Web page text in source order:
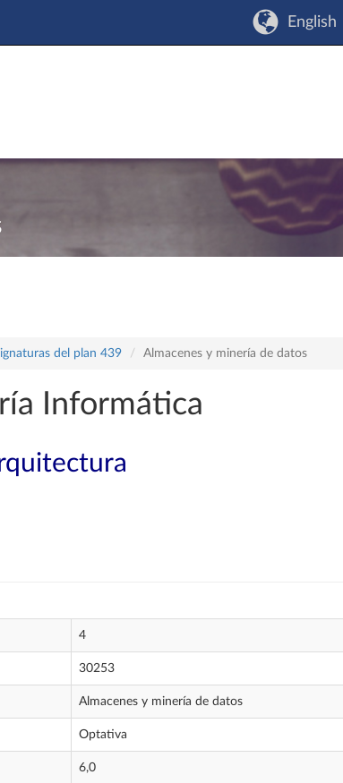
English
del plan 439 Almacenes y minería de datos
Informática
4
30253
Almacenes y minería de datos
Optativa
6,0